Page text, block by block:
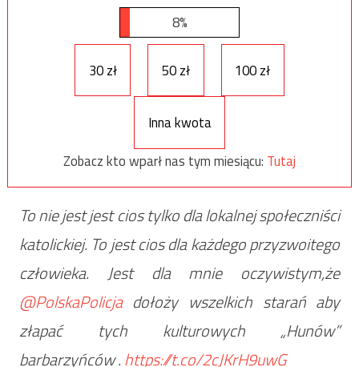
8%
30 zł 50 zł 100 zł
Inna kwota
Zobacz kto wparł nas tym miesiącu: Tutaj
To nie jest jest cios tylko dla lokalnej społeczniści
katolickiej. To jest cios dla każdego przyzwoitego
człowieka. Jest dla mnie oczywistym,że
@PolskaPolicjadołoży wszelkich starań aby
złapać tych kulturowych „Hunów”
barbarzyńców .https://t.co/2cJKrH9uwG